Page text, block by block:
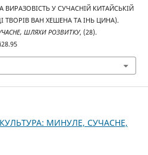
ВИРАЗОВІСТЬ У СУЧАСНІЙ КИТАЙСЬКІЙ
ТВОРІВ ВАН ХЕШЕНА ТА ІНЬ ЦИНА).
ШЛЯХИ РОЗВИТКУ, (28).
МИНУЛЕ, СУЧАСНЕ,